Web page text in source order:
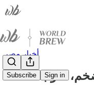
Subscribe Sign in
أخبار مصر
ضوابط